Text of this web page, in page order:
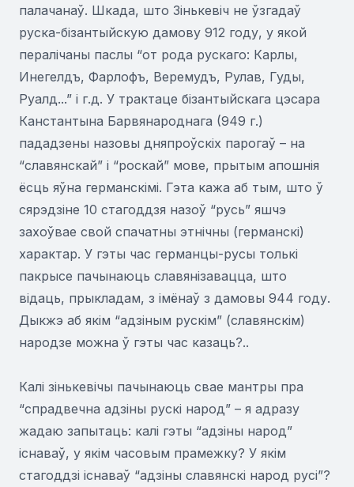
палачанаў. Шкада, што Зінькевіч не ўзгадаў
руска-бізантыйскую дамову 912 году, у якой
пералічаны паслы “от рода рускаго: Карлы,
Инегелдъ, Фарлофъ, Веремудъ, Рулав, Гуды,
Руалд...” і г.д. У трактаце бізантыйскага цэсара
Канстантына Барвянароднага (949 г.)
пададзены назовы дняпроўскіх парогаў – на
“славянскай” і “роскай” мове, прытым апошнія
ёсць яўна германскімі. Гэта кажа аб тым, што ў
сярэдзіне 10 стагоддзя назоў “русь” яшчэ
захоўвае свой спачатны этнічны (германскі)
характар. У гэты час германцы-русы толькі
пакрысе пачынаюць славянізавацца, што
відаць, прыкладам, з імёнаў з дамовы 944 году.
Дыкжэ аб якім “адзіным рускім” (славянскім)
народзе можна ў гэты час казаць?..
Калі зінькевічы пачынаюць свае мантры пра
“спрадвечна адзіны рускі народ” – я адразу
жадаю запытаць: калі гэты “адзіны народ”
існаваў, у якім часовым прамежку? У якім
стагоддзі існаваў “адзіны славянскі народ русі”?